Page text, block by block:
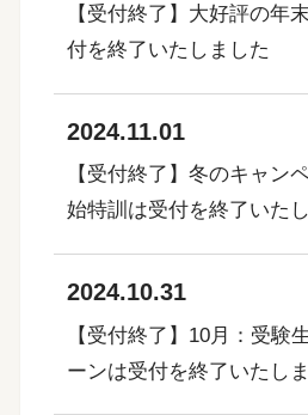
【受付終了】大好評の年
付を終了いたしました
2024.11.01
【受付終了】冬のキャン
始特訓は受付を終了いた
2024.10.31
【受付終了】10月：受験
ーンは受付を終了いたし